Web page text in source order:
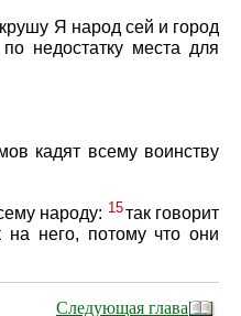
Я народ сей и город
недостатку места для
кадят всему воинству
народу: 15так говорит
него, потому что они
Следующая глава